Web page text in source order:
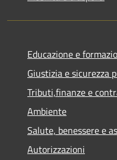
Educazione e
Giustizia e sicurezza
Tributi,finanze e
Ambiente
Salute, benessere e
Autorizzazioni